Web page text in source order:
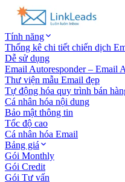
Tính năng
Thống kê chi tiết chiến dịch
Dễ sử dụng
Email Autoresponder – Email
Thư viện mẫu Email đẹp
Tự động hóa quy trình bán
Cá nhân hóa nội dung
Bảo mật thông tin
Tốc độ cao
Cá nhân hóa Email
Bảng giá
Gói Monthly
Gói Credit
Gói Tư vấn